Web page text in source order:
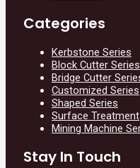
Categories
Kerbstone Series
Block Cutter Series
Bridge Cutter
Customized Series
Shaped Series
Surface Treatment
Mining Machine
Stay In Touch